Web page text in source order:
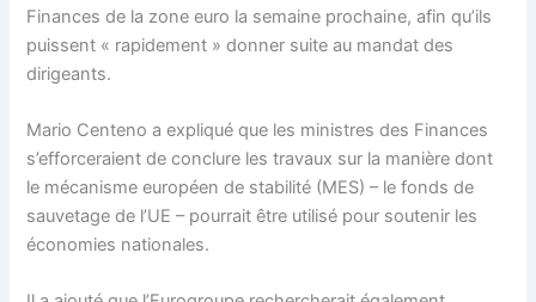
Finances de la zone euro la semaine prochaine, afin qu’ils
puissent « rapidement » donner suite au mandat des
dirigeants.
Mario Centeno a expliqué que les ministres des Finances
s’efforceraient de conclure les travaux sur la manière dont
le mécanisme européen de stabilité (MES) – le fonds de
sauvetage de l’UE – pourrait être utilisé pour soutenir les
économies nationales.